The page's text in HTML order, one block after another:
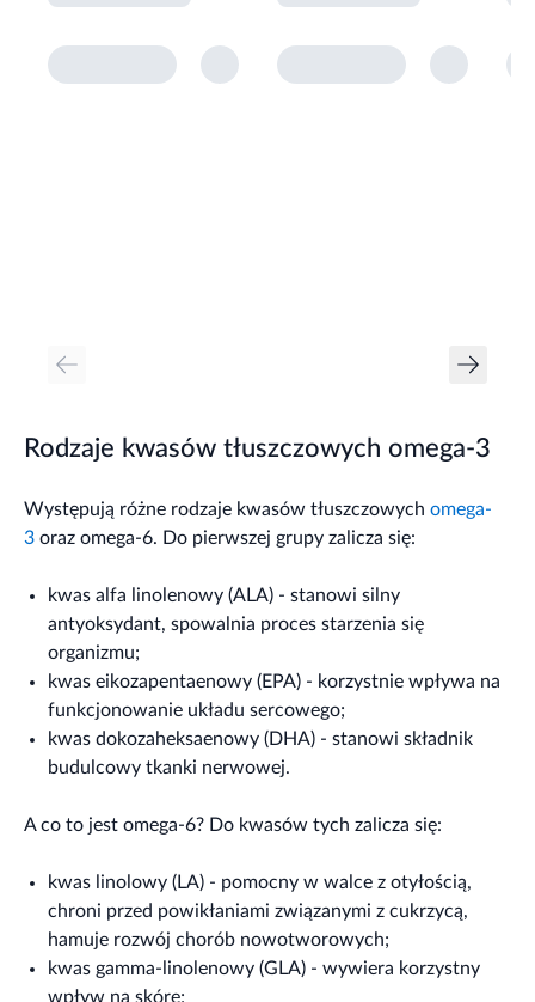
Rodzaje kwasów tłuszczowych omega-3
Występują różne rodzaje kwasów tłuszczowych omega-
3 oraz omega-6. Do pierwszej grupy zalicza się:
kwas alfa linolenowy (ALA) - stanowi silny
antyoksydant, spowalnia proces starzenia się
organizmu;
kwas eikozapentaenowy (EPA) - korzystnie wpływa na
funkcjonowanie układu sercowego;
kwas dokozaheksaenowy (DHA) - stanowi składnik
budulcowy tkanki nerwowej.
A co to jest omega-6? Do kwasów tych zalicza się:
kwas linolowy (LA) - pomocny w walce z otyłością,
chroni przed powikłaniami związanymi z cukrzycą,
hamuje rozwój chorób nowotworowych;
kwas gamma-linolenowy (GLA) - wywiera korzystny
wpływ na skórę;